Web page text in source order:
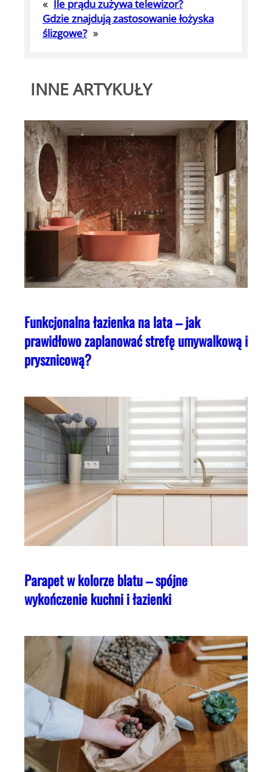
« Ile prądu zużywa telewizor?
Gdzie znajdują zastosowanie łożyska
ślizgowe? »
INNE ARTYKUŁY
Funkcjonalna łazienka na lata – jak
prawidłowo zaplanować strefę umywalkową i
prysznicową?
Parapet w kolorze blatu – spójne
wykończenie kuchni i łazienki